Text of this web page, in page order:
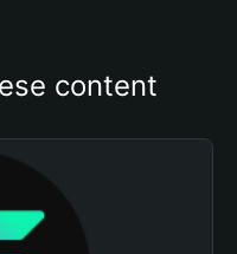
content